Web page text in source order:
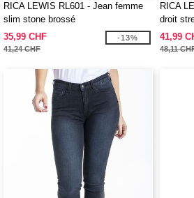
RICA LEWIS RL601 - Jean femme
slim stone brossé
35,99 CHF
41,24 CHF
-13%
RICA
droit
41,99
48,11